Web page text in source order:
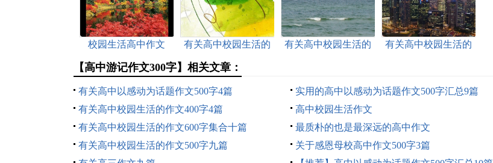
校园生活高中作文
有关高中校园生活的
有关高中校园生活的
有关高中校园生活的
【高中游记作文300字】相关文章：
有关高中以感动为话题作文500字4篇
实用的高中以感动为话题作文500字汇总9篇
有关高中校园生活的作文400字4篇
高中校园生活作文
有关高中校园生活的作文600字集合十篇
最质朴的也是最深远的高中作文
有关高中校园生活的作文500字九篇
关于感恩母校高中作文500字3篇